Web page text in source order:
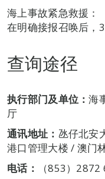
海上事故紧急救援：
在明确接报召唤后，
查询途径
执行部门及单位：海
厅
通讯地址： 氹仔北安
港口管理大楼 / 澳门
电话：
（853）2872